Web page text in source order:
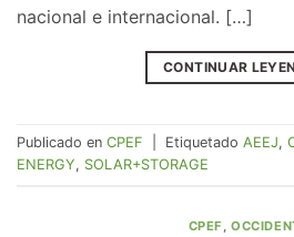
nacional e internacional. […]
CONTINUAR
Publicado en CPEF Etiquetado AEEJ,
ENERGY, SOLAR+STORAGE
CPEF ,